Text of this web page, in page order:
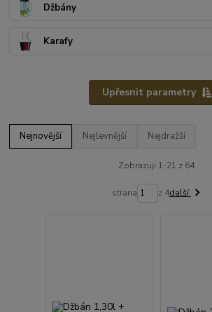
Džbány
Karafy
Upřesnit parametry
Nejnovější Nejlevnější Nejdražší
Zobrazuji 1-21 z 64
strana z 4další